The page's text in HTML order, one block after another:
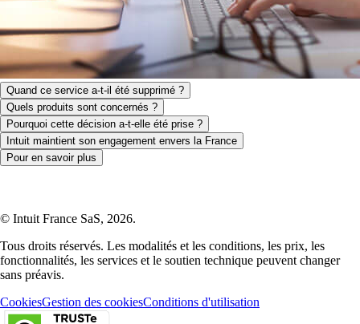
Quand ce service a-t-il été supprimé ?
Quels produits sont concernés ?
Pourquoi cette décision a-t-elle été prise ?
Intuit maintient son engagement envers la France
Pour en savoir plus
© Intuit France SaS, 2026.
Tous droits réservés. Les modalités et les conditions, les prix, les
fonctionnalités, les services et le soutien technique peuvent changer
sans préavis.
CookiesGestion des cookiesConditions d'utilisation